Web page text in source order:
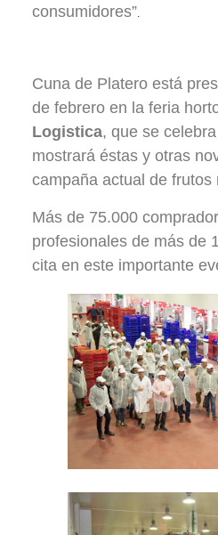
consumidores”.
Cuna de Platero está
de febrero en la feria
Logistica, que se
mostrará éstas y otras
campaña actual de frutos
Más de 75.000
profesionales de más de
cita en este importante